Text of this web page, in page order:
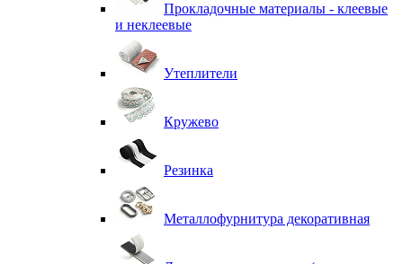
Прокладочные материалы - клеевые
и неклеевые
Утеплители
Кружево
Резинка
Металлофурнитура декоративная